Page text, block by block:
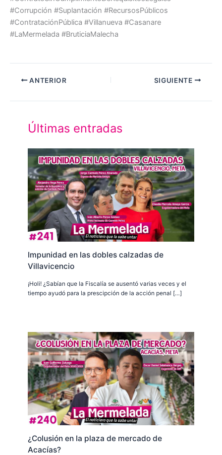
#Corrupción #Suplantación #RecursosPúblicos
#ContrataciónPública #Villanueva #Casanare
#LaMermelada #BruticiaMalecha
ANTERIOR SIGUIENTE
Últimas entradas
Impunidad en las dobles calzadas de
Villavicencio
¡Holi! ¿Sabían que la Fiscalía se ausentó varias veces y el
tiempo ayudó para la prescipción de la acción penal […]
¿Colusión en la plaza de mercado de
Acacías?